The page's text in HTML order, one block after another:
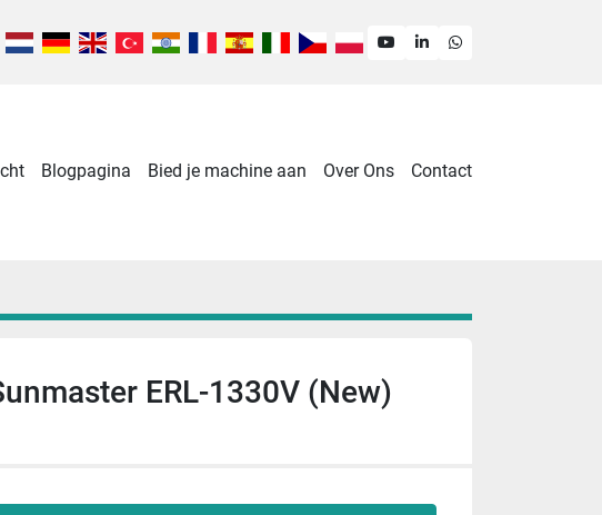
youtubelinkedinwhatsapp
Blogpagina Bied je machine aan Over Ons Contact
ERL-1330V (New)